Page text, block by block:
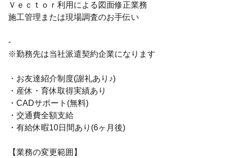
Ｖｅｃｔｏｒ利用による図面修正業務
施工管理または現場調査のお手伝い
-
※勤務先は当社派遣契約企業になります
・お友達紹介制度(謝礼あり♪)
・産休・育休取得実績あり
・CADサポート(無料)
・交通費全額支給
・有給休暇10日間あり(6ヶ月後)
【業務の変更範囲】